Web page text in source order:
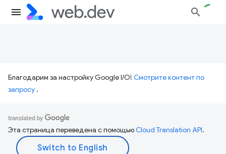
Благодарим за настройку Google I/O! Смотрите контент по
запросу .
Эта страница переведена с помощьюCloud Translation API.